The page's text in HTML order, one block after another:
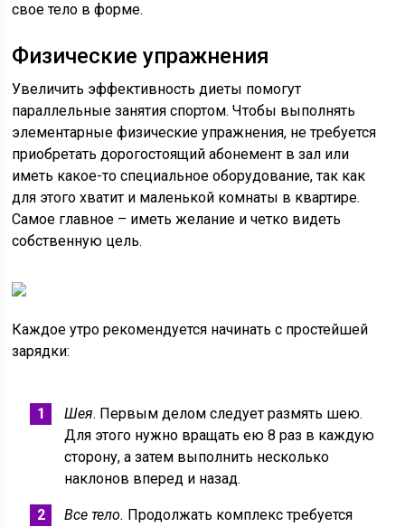
свое тело в форме.
Физические упражнения
Увеличить эффективность диеты помогут
параллельные занятия спортом. Чтобы выполнять
элементарные физические упражнения, не требуется
приобретать дорогостоящий абонемент в зал или
иметь какое-то специальное оборудование, так как
для этого хватит и маленькой комнаты в квартире.
Самое главное – иметь желание и четко видеть
собственную цель.
Каждое утро рекомендуется начинать с простейшей
зарядки:
Шея. Первым делом следует размять шею.
Для этого нужно вращать ею 8 раз в каждую
сторону, а затем выполнить несколько
наклонов вперед и назад.
Все тело. Продолжать комплекс требуется